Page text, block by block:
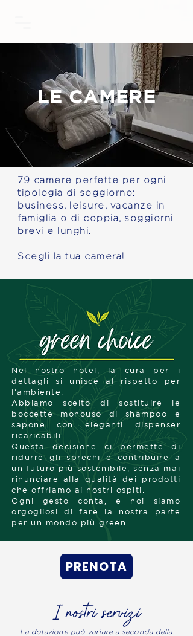
LE CAMERE
79 camere perfette per ogni
tipologia di soggiorno:
business, leisure, vacanze in
famiglia o di coppia, soggiorni
brevi e lunghi.
Scegli la tua camera!
Nel nostro hotel, la cura per i
dettagli si unisce al rispetto per
l'ambiente.
Abbiamo scelto di sostituire le
boccette monouso di shampoo e
sapone con eleganti dispenser
ricaricabili.
Questa decisione ci permette di
ridurre gli sprechi e contribuire a
un futuro più sostenibile, senza mai
rinunciare alla qualità dei prodotti
che offriamo ai nostri ospiti.
Ogni gesto conta, e noi siamo
orgogliosi di fare la nostra parte
per un mondo più green.
PRENOTA
I nostri servizi
La dotazione può variare a seconda della